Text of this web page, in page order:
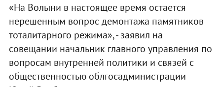
«На Волыни в настоящее время остается
нерешенным вопрос демонтажа памятников
тоталитарного режима», - заявил на
совещании начальник главного управления по
вопросам внутренней политики и связей с
общественностью облгосадминистрации